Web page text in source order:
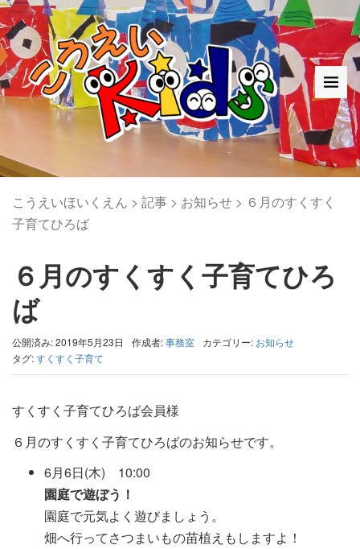
こうえいほいくえん > 記事 > お知らせ > ６月のすくすく
子育てひろば
６月のすくすく子育てひろ
ば
公開済み: 2019年5月23日 作成者:事務室 カテゴリー: お知らせ
タグ:すくすく子育て
すくすく子育てひろば会員様
６月のすくすく子育てひろばのお知らせです。
6月6日(木) 10:00
園庭で遊ぼう！
園庭で元気よく遊びましょう。
畑へ行ってさつまいもの苗植えもしますよ！